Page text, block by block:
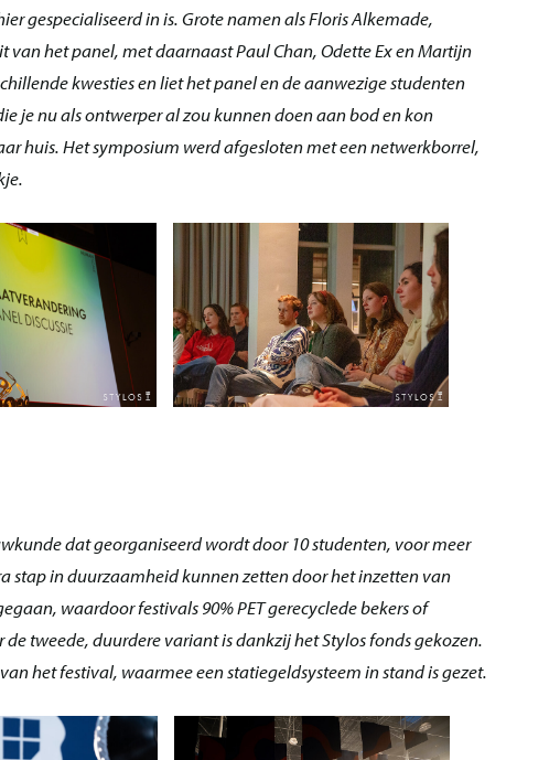
gespecialiseerd in is. Grote namen als Floris Alkemade,
het panel, met daarnaast Paul Chan, Odette Ex en Martijn
kwesties en liet het panel en de aanwezige studenten
je nu als ontwerper al zou kunnen doen aan bod en kon
huis. Het symposium werd afgesloten met een netwerkborrel,
dat georganiseerd wordt door 10 studenten, voor meer
stap in duurzaamheid kunnen zetten door het inzetten van
waardoor festivals 90% PET gerecyclede bekers of
tweede, duurdere variant is dankzij het Stylos fonds gekozen.
het festival, waarmee een statiegeldsysteem in stand is gezet.